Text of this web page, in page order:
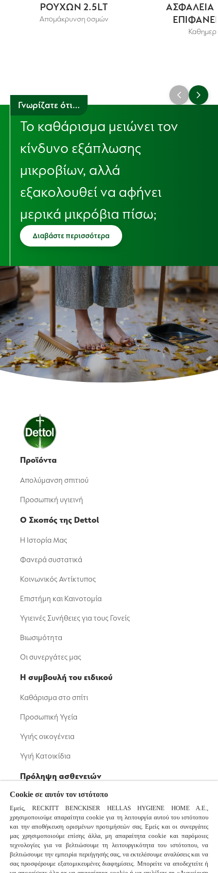
ΡΟΥΧΩΝ 2.5LT
Απομάκρυνση οσμών
ΑΣΦΑΛΕΙΑ
Γνωρίζατε ότι...
Το καθάρισμα μειώνει τον
κίνδυνο εξάπλωσης
μικροβίων, αλλά
εξακολουθεί να αφήνει
μερικά μικρόβια πίσω;
Διαβάστε περισσότερα
Προϊόντα
Απολύμανση σπιτιού
Προσωπική υγιεινή
Ο Σκοπός της Dettol
Η Ιστορία Μας
Φανερά συστατικά
Κοινωνικός Αντίκτυπος
Επιστήμη και Καινοτομία
Υγιεινές Συνήθειες για τους Γονείς
Βιωσιμότητα
Οι συνεργάτες μας
Η συμβουλή του ειδικού
Καθάρισμα στο σπίτι
Προσωπική Υγεία
Υγιής οικογένεια
Υγιή Κατοικίδια
Πρόληψη ασθενειών
Μικρόβια: Βακτήρια και Ιοί
Κορονοϊός
Κοινό Κρυολόγημα και Γρίπη
Συχνές ερωτήσεις
Cookie σε αυτόν τον ιστότοπο
Εμείς, RECKITT BENCKISER HELLAS HYGIENE HOME A.E.,
χρησιμοποιούμε απαραίτητα cookie για τη λειτουργία αυτού του ιστότοπου
και την αποθήκευση ορισμένων προτιμήσεών σας. Εμείς και οι συνεργάτες
μας χρησιμοποιούμε επίσης άλλα, μη απαραίτητα cookie και παρόμοιες
τεχνολογίες για να βελτιώσουμε τη λειτουργικότητα του ιστότοπου, να
βελτιώσουμε την εμπειρία περιήγησής σας, να εκτελέσουμε αναλύσεις και να
σας προσφέρουμε εξατομικευμένες διαφημίσεις. Μπορείτε να αποδεχτείτε ή